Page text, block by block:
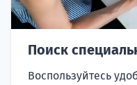
Поиск
Воспользуйтесь